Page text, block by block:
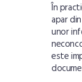
În
apar
unor
este